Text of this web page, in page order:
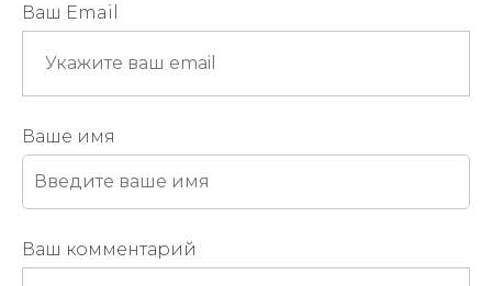
Ваш Email
Ваше имя
Ваш комментарий